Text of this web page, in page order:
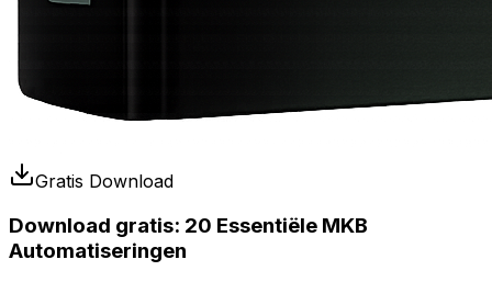
Gratis Download
Download gratis: 20 Essentiële MKB
Automatiseringen